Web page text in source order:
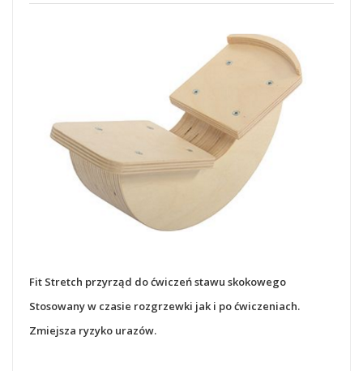
Fit Stretch przyrząd do ćwiczeń stawu skokowego
Stosowany w czasie rozgrzewki jak i po ćwiczeniach.
Zmiejsza ryzyko urazów.